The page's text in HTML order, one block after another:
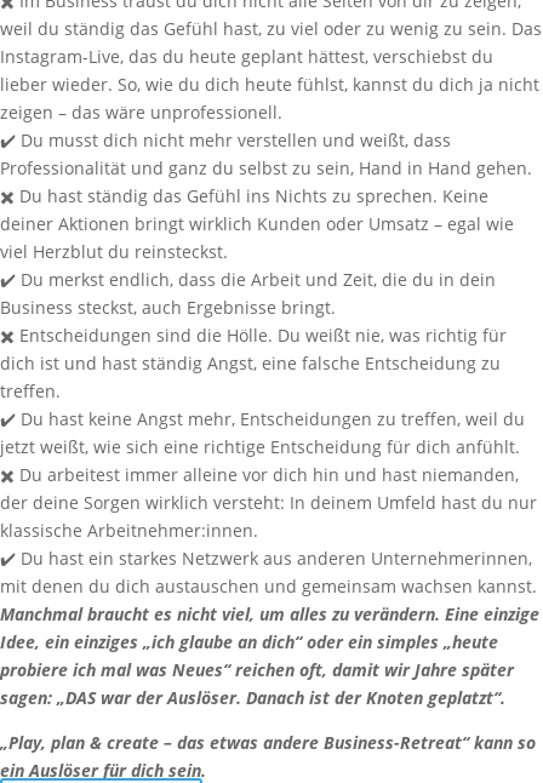
weil du ständig das Gefühl hast, zu viel oder zu wenig zu sein. Das
Instagram-Live, das du heute geplant hättest, verschiebst du
lieber wieder. So, wie du dich heute fühlst, kannst du dich ja nicht
zeigen – das wäre unprofessionell.
✔️ Du musst dich nicht mehr verstellen und weißt, dass
Professionalität und ganz du selbst zu sein, Hand in Hand gehen.
✖️ Du hast ständig das Gefühl ins Nichts zu sprechen. Keine
deiner Aktionen bringt wirklich Kunden oder Umsatz – egal wie
viel Herzblut du reinsteckst.
✔️ Du merkst endlich, dass die Arbeit und Zeit, die du in dein
Business steckst, auch Ergebnisse bringt.
✖️ Entscheidungen sind die Hölle. Du weißt nie, was richtig für
dich ist und hast ständig Angst, eine falsche Entscheidung zu
treffen.
✔️ Du hast keine Angst mehr, Entscheidungen zu treffen, weil du
jetzt weißt, wie sich eine richtige Entscheidung für dich anfühlt.
✖️ Du arbeitest immer alleine vor dich hin und hast niemanden,
der deine Sorgen wirklich versteht: In deinem Umfeld hast du nur
klassische Arbeitnehmer:innen.
✔️ Du hast ein starkes Netzwerk aus anderen Unternehmerinnen,
mit denen du dich austauschen und gemeinsam wachsen kannst.
Manchmal braucht es nicht viel, um alles zu verändern. Eine einzige
Idee, ein einziges „ich glaube an dich“ oder ein simples „heute
probiere ich mal was Neues“ reichen oft, damit wir Jahre später
sagen: „DAS war der Auslöser. Danach ist der Knoten geplatzt“.
„Play, plan & create – das etwas andere Business-Retreat“ kann so
ein Auslöser für dich sein.